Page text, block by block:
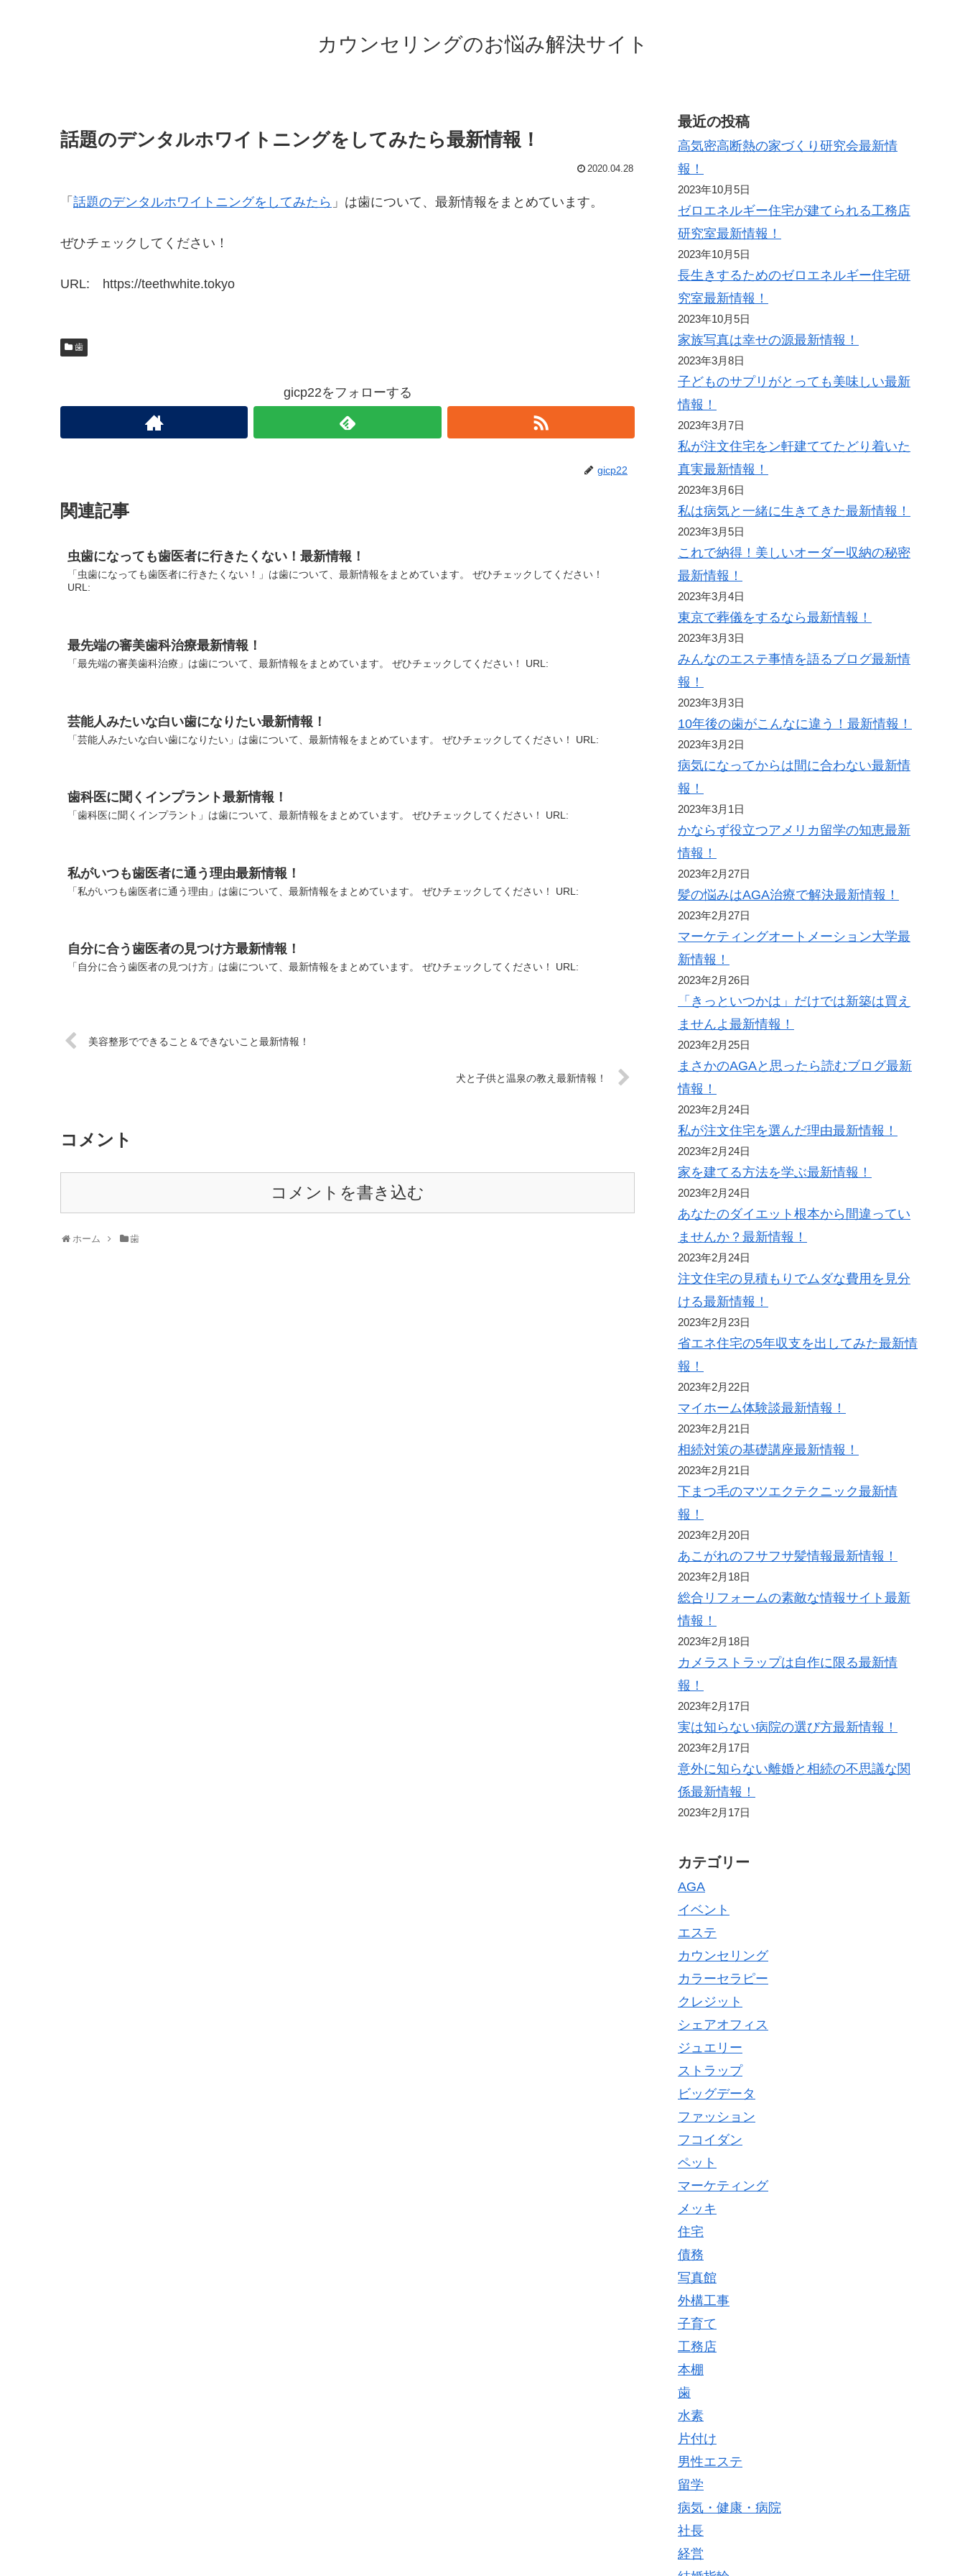
カウンセリングのお悩み解決サイト
話題のデンタルホワイトニングをしてみたら最新情報！
2020.04.28
「 話題のデンタルホワイトニングをしてみたら 」は歯について、最新情報をまとめています。
ぜひチェックしてください！
URL: https://teethwhite.tokyo
歯
gicp22をフォローする
gicp22
関連記事
虫歯になっても歯医者に行きたくない！最新情報！
「虫歯になっても歯医者に行きたくない！」は歯について、最新情報をまとめています。 ぜひチェックしてください！
URL:
最先端の審美歯科治療最新情報！
「最先端の審美歯科治療」は歯について、最新情報をまとめています。 ぜひチェックしてください！ URL:
芸能人みたいな白い歯になりたい最新情報！
「芸能人みたいな白い歯になりたい」は歯について、最新情報をまとめています。 ぜひチェックしてください！ URL:
歯科医に聞くインプラント最新情報！
「歯科医に聞くインプラント」は歯について、最新情報をまとめています。 ぜひチェックしてください！ URL:
私がいつも歯医者に通う理由最新情報！
「私がいつも歯医者に通う理由」は歯について、最新情報をまとめています。 ぜひチェックしてください！ URL:
自分に合う歯医者の見つけ方最新情報！
「自分に合う歯医者の見つけ方」は歯について、最新情報をまとめています。 ぜひチェックしてください！ URL:
美容整形でできること＆できないこと最新情報！
犬と子供と温泉の教え最新情報！
コメント
コメントを書き込む
ホーム 歯
最近の投稿
高気密高断熱の家づくり研究会最新情
報！
2023年10月5日
ゼロエネルギー住宅が建てられる工務店
研究室最新情報！
2023年10月5日
長生きするためのゼロエネルギー住宅研
究室最新情報！
2023年10月5日
家族写真は幸せの源最新情報！
2023年3月8日
子どものサプリがとっても美味しい最新
情報！
2023年3月7日
私が注文住宅をン軒建ててたどり着いた
真実最新情報！
2023年3月6日
私は病気と一緒に生きてきた最新情報！
2023年3月5日
これで納得！美しいオーダー収納の秘密
最新情報！
2023年3月4日
東京で葬儀をするなら最新情報！
2023年3月3日
みんなのエステ事情を語るブログ最新情
報！
2023年3月3日
10年後の歯がこんなに違う！最新情報！
2023年3月2日
病気になってからは間に合わない最新情
報！
2023年3月1日
かならず役立つアメリカ留学の知恵最新
情報！
2023年2月27日
髪の悩みはAGA治療で解決最新情報！
2023年2月27日
マーケティングオートメーション大学最
新情報！
2023年2月26日
「きっといつかは」だけでは新築は買え
ませんよ最新情報！
2023年2月25日
まさかのAGAと思ったら読むブログ最新
情報！
2023年2月24日
私が注文住宅を選んだ理由最新情報！
2023年2月24日
家を建てる方法を学ぶ最新情報！
2023年2月24日
あなたのダイエット根本から間違ってい
ませんか？最新情報！
2023年2月24日
注文住宅の見積もりでムダな費用を見分
ける最新情報！
2023年2月23日
省エネ住宅の5年収支を出してみた最新情
報！
2023年2月22日
マイホーム体験談最新情報！
2023年2月21日
相続対策の基礎講座最新情報！
2023年2月21日
下まつ毛のマツエクテクニック最新情
報！
2023年2月20日
あこがれのフサフサ髪情報最新情報！
2023年2月18日
総合リフォームの素敵な情報サイト最新
情報！
2023年2月18日
カメラストラップは自作に限る最新情
報！
2023年2月17日
実は知らない病院の選び方最新情報！
2023年2月17日
意外に知らない離婚と相続の不思議な関
係最新情報！
2023年2月17日
カテゴリー
AGA
イベント
エステ
カウンセリング
カラーセラピー
クレジット
シェアオフィス
ジュエリー
ストラップ
ビッグデータ
ファッション
フコイダン
ペット
マーケティング
メッキ
住宅
債務
写真館
外構工事
子育て
工務店
本棚
歯
水素
片付け
男性エステ
留学
病気・健康・病院
社長
経営